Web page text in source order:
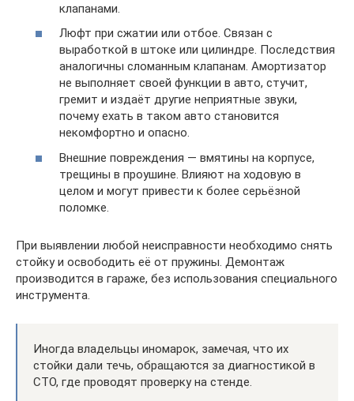
клапанами.
Люфт при сжатии или отбое. Связан с
выработкой в штоке или цилиндре. Последствия
аналогичны сломанным клапанам. Амортизатор
не выполняет своей функции в авто, стучит,
гремит и издаёт другие неприятные звуки,
почему ехать в таком авто становится
некомфортно и опасно.
Внешние повреждения — вмятины на корпусе,
трещины в проушине. Влияют на ходовую в
целом и могут привести к более серьёзной
поломке.
При выявлении любой неисправности необходимо снять
стойку и освободить её от пружины. Демонтаж
производится в гараже, без использования специального
инструмента.
Иногда владельцы иномарок, замечая, что их
стойки дали течь, обращаются за диагностикой в
СТО, где проводят проверку на стенде.